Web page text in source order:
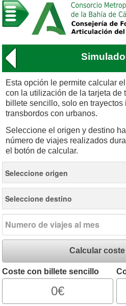
Esta opción le permite calcular
con la utilización de la tarjeta de
billete sencillo, solo en trayectos
transbordos con urbanos.
Seleccione el origen y destino
número de viajes realizados
el botón de calcular.
Calcular
Coste con billete sencillo
0€